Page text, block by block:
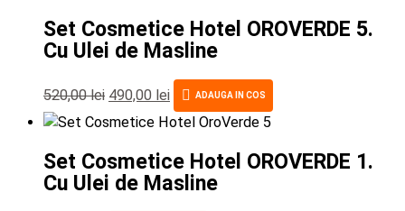
Set Cosmetice Hotel OROVERDE 5.
Cu Ulei de Masline
520,00lei 490,00 lei ADAUGA IN COS
Set Cosmetice Hotel OROVERDE 1.
Cu Ulei de Masline